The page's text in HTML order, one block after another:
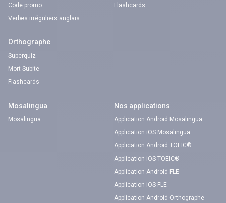
Code promo
Verbes irréguliers anglais
Flashcards
Orthographe
Superquiz
Mort Subite
Flashcards
Mosalingua
Mosalingua
Nos applications
Application Android Mosalingua
Application iOS Mosalingua
Application Android TOEIC®
Application iOS TOEIC®
Application Android FLE
Application iOS FLE
Application Android Orthographe